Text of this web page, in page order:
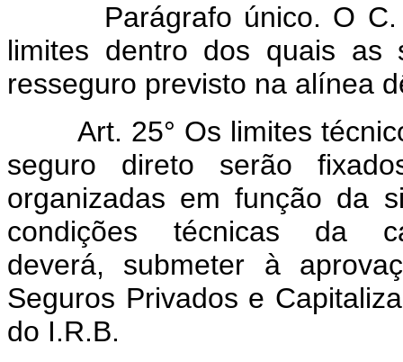
Parágrafo único. O C. T.
limites dentro dos quais as
resseguro previsto na alínea
Art. 25° Os limites
seguro direto serão
organizadas em função da
condições técnicas da
deverá, submeter à
Seguros Privados e
do I.R.B.